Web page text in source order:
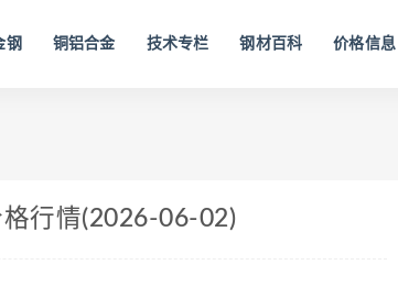
钢 铜铝合金 技术专栏 钢材百科 价格信息
行情(2026-06-02)